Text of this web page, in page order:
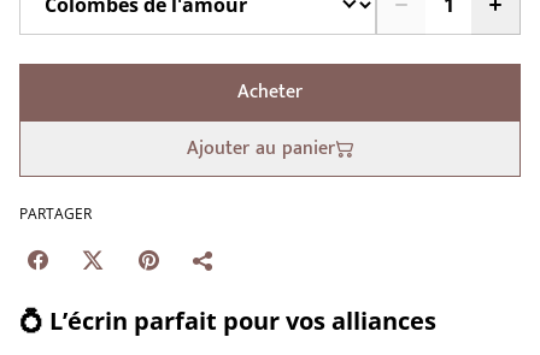
Acheter
Ajouter au panier
PARTAGER
💍 L’écrin parfait pour vos alliances